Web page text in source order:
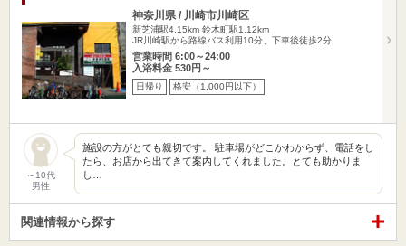
神奈川県 / 川崎市川崎区
新芝浦駅4.15km 鈴木町駅1.12km
JR川崎駅から路線バス利用10分、下車後徒歩2分
営業時間 6:00～24:00
入浴料金 530円～
日帰り 格安（1,000円以下）
～10代
男性
施設の方がとても親切です。 駐車場がどこかわからず、電話をし
たら、お店から出てきて案内してくれました。とても助かりま
し…
関連情報から探す